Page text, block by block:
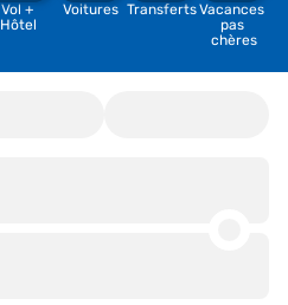
Vol +
Hôtel
Voitures TransfertsVacances
pas
chères